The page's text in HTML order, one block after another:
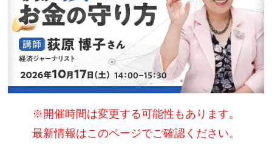
※開催時間は変更する可能性もあります。
最新情報はこのページでご確認ください。